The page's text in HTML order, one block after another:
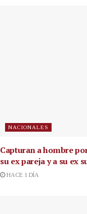
NACIONALES
Capturan a hombre
su ex pareja y a su ex
HACE 1 DÍA